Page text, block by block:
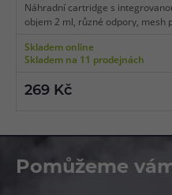
Náhradní cartridge s
objem 2 ml, různé odpory, mesh
MTL/RDL vaping, 3ks v balení.
Skladem online
Skladem na 11 prodejnách
269 Kč
Pomůžeme